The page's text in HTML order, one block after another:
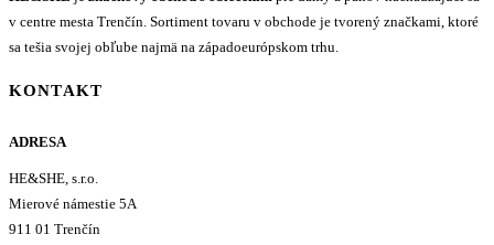
v centre mesta Trenčín. Sortiment tovaru v obchode je tvorený značkami, ktoré
sa tešia svojej obľube najmä na západoeurópskom trhu.
KONTAKT
ADRESA
HE&SHE, s.r.o.
Mierové námestie 5A
911 01 Trenčín